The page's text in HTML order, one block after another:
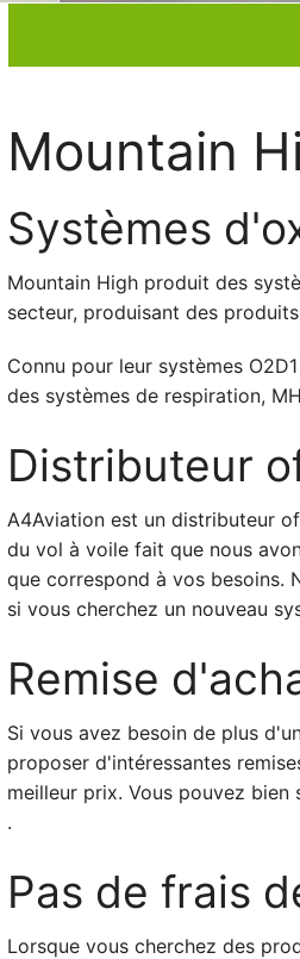
Mountain
Systèmes
Mountain High produit des
secteur, produisant des
Connu pour leur systèmes
des systèmes de respiration,
Distributeur
A4Aviation est un distributeur
du vol à voile fait que nous
que correspond à vos besoins.
si vous cherchez un nouveau
Remise
Si vous avez besoin de plus
proposer d'intéressantes
meilleur prix. Vous pouvez
.
Pas de frais
Lorsque vous cherchez des